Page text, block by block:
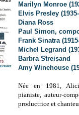
Marilyn Monroe
Elvis Presley
Diana Ross
Paul Simon,
Frank Sinatra
Michel Legrand
Barbra Streisand
Amy Winehouse
Née en 1981,
pianiste, auteur-
productrice et